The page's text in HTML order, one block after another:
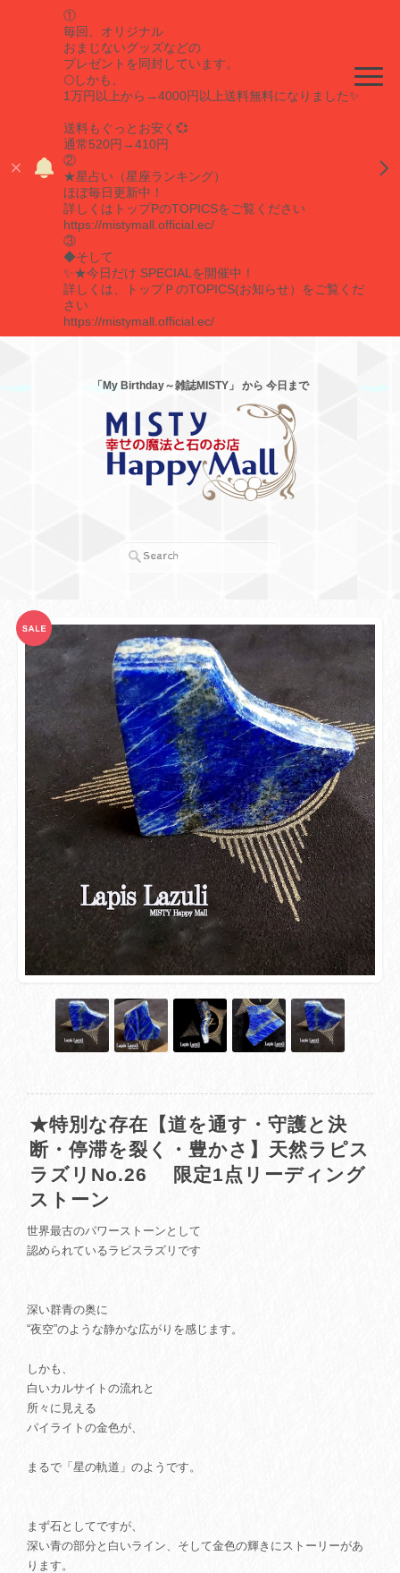
①
毎回、オリジナル
おまじないグッズなどの
プレゼントを同封しています。
🌕しかも、
1万円以上から→4000円以上送料無料になりました✨
送料もぐっとお安く💞
通常520円→410円
②
★星占い（星座ランキング）
ほぼ毎日更新中！
詳しくはトップPのTOPICSをご覧ください
https://mistymall.official.ec/
③
◆そして
✨★今日だけ SPECIALを開催中！
詳しくは、トップＰのTOPICS(お知らせ）をご覧くだ
さい
https://mistymall.official.ec/
「My Birthday～雑誌MISTY」 から 今日まで
★特別な存在【道を通す・守護と決
断・停滞を裂く・豊かさ】天然ラピス
ラズリNo.26 限定1点リーディング
ストーン
世界最古のパワーストーンとして
認められているラピスラズリです
深い群青の奥に
“夜空”のような静かな広がりを感じます。
しかも、
白いカルサイトの流れと
所々に見える
パイライトの金色が、
まるで「星の軌道」のようです。
まず石としてですが、
深い青の部分と白いライン、そして金色の輝きにストーリーがあ
ります。